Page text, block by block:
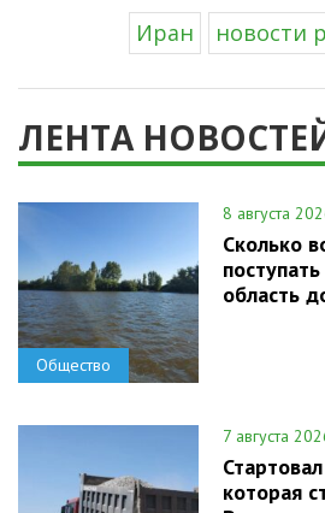
Иран
новости
ЛЕНТА
Общество
8 августа
Сколько
область
7 августа
которая